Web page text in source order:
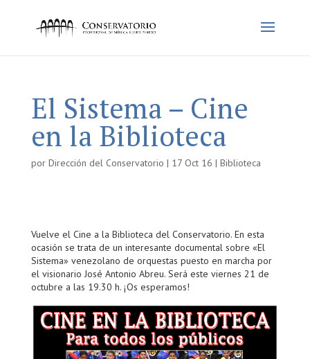
El Sistema – Cine
en la Biblioteca
por Dirección del Conservatorio | 17 Oct 16 | Biblioteca
Vuelve el Cine a la Biblioteca del Conservatorio. En esta
ocasión se trata de un interesante documental sobre «El
Sistema» venezolano de orquestas puesto en marcha por
el visionario José Antonio Abreu. Será este viernes 21 de
octubre a las 19.30 h. ¡Os esperamos!